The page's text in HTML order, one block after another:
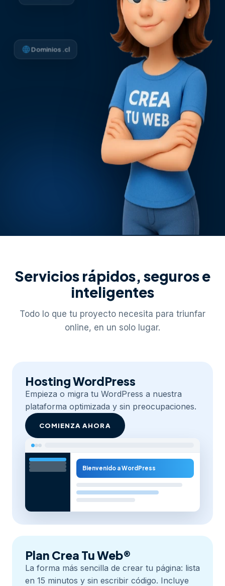
Dominios .cl
Servicios rápidos, seguros e
inteligentes
Todo lo que tu proyecto necesita para triunfar
online, en un solo lugar.
Hosting WordPress
Empieza o migra tu WordPress a nuestra
plataforma optimizada y sin preocupaciones.
COMIENZA AHORA
Bienvenido a WordPress
Plan Crea Tu Web®
La forma más sencilla de crear tu página: lista
en 15 minutos y sin escribir código. Incluye